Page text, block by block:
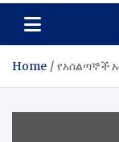
Home የአሰልጣኞች